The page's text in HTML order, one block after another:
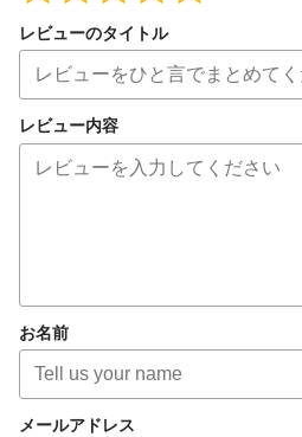
レビューのタイトル
レビュー内容
お名前
メールアドレス